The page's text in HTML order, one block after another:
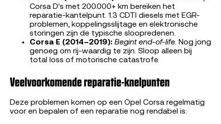
Corsa D's met 200.000+ km bereiken het
reparatie-kantelpunt. 1.3 CDTI diesels met EGR-
problemen, koppelingsslijtage en elektronische
storingen zijn de typische sloopredenen.
Corsa E (2014–2019): Begint end-of-life. Nog jong
genoeg om rij-waardig te zijn. Sloop alleen bij
total loss of motorische catastrofe.
Veelvoorkomende reparatie-knelpunten
Deze problemen komen op een Opel Corsa regelmatig
voor en bepalen of een reparatie nog rendabel is: